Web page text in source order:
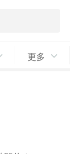
更多